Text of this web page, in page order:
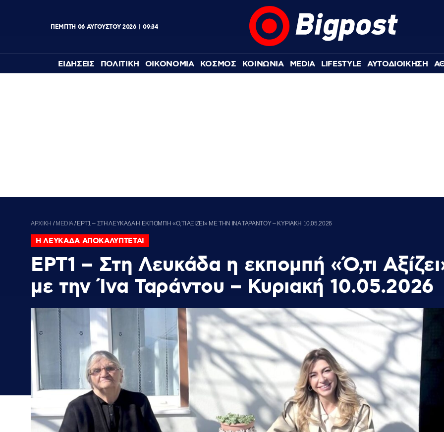
ΠΕΜΠΤΗ 06 ΑΥΓΟΥΣΤΟΥ 2026 09:34
ΕΙΔΗΣΕΙΣ ΠΟΛΙΤΙΚΗ ΟΙΚΟΝΟΜΙΑ ΚΟΣΜΟΣ ΚΟΙΝΩΝΙΑ MEDIA LIFESTYLE ΑΥΤΟΔΙΟΙΚΗΣΗ
ΑΡΧΙΚΗ / MEDIA/ ΕΡΤ1 – ΣΤΗ ΛΕΥΚΑΔΑ Η ΕΚΠΟΜΠΗ «Ο,ΤΙ ΑΞΙΖΕΙ» ΜΕ ΤΗΝ ΙΝΑ ΤΑΡΑΝΤΟΥ – ΚΥΡΙΑΚΗ 10.05.2026
Η ΛΕΥΚΑΔΑ ΑΠΟΚΑΛΥΠΤΕΤΑΙ
ΕΡΤ1 – Στη Λευκάδα η εκπομπή «Ό,τι
με την Ίνα Ταράντου – Κυριακή 10.05.2026